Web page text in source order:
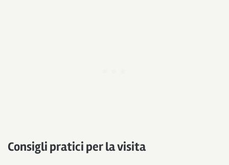
Consigli pratici per la visita